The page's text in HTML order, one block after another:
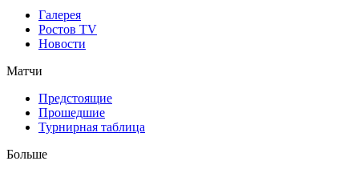
Галерея
Ростов TV
Новости
Матчи
Предстоящие
Прошедшие
Турнирная таблица
Больше